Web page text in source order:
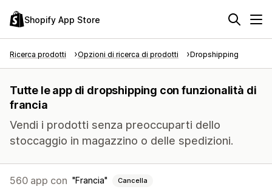
Shopify App Store
Ricerca prodotti Opzioni di ricerca di prodotti Dropshipping
Tutte le app di dropshipping con funzionalità di
francia
Vendi i prodotti senza preoccuparti dello
stoccaggio in magazzino o delle spedizioni.
560 app con Francia Cancella